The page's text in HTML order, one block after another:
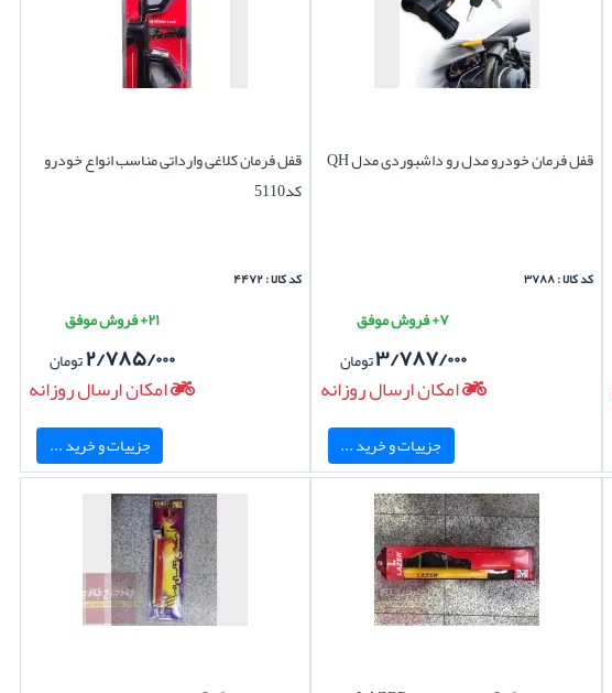
قفل فرمان خودرو مدل رو داشبوردی مدل QH
کد کالا : ۳۷۸۸
۷+ فروش موفق
۳/۷۸۷/۰۰۰تومان
امکان ارسال روزانه
جزییات و خرید ...
قفل فرمان کلاغی وارداتی مناسب انواع خودرو
کد5110
کد کالا : ۴۴۷۲
۲۱+ فروش موفق
۲/۷۸۵/۰۰۰تومان
امکان ارسال روزانه
جزییات و خرید ...